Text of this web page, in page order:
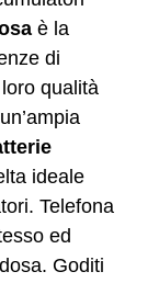
è la
di
qualità
ideale
Telefona
ed
Goditi